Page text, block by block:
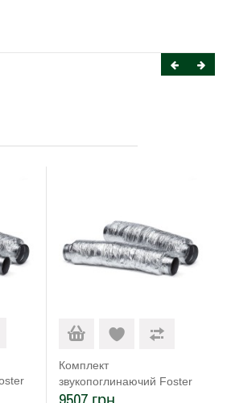
Комплект
звукопоглинаючий Foster
9700 603